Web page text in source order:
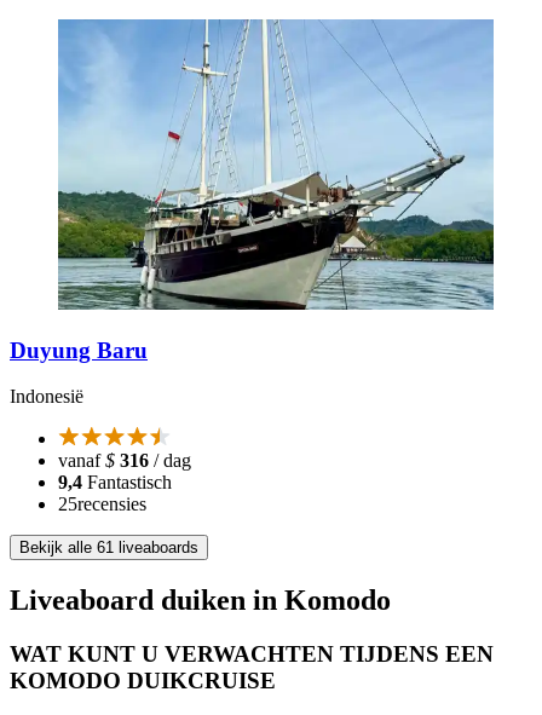
Duyung Baru
Indonesië
vanaf$ 316 / dag
9,4 Fantastisch
25recensies
Bekijk alle 61 liveaboards
Liveaboard duiken in Komodo
WAT KUNT U VERWACHTEN TIJDENS EEN
KOMODO DUIKCRUISE